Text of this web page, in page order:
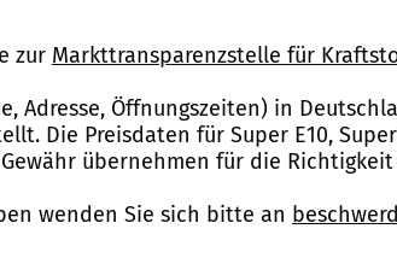
zur Markttransparenzstelle für
Adresse, Öffnungszeiten) in
Die Preisdaten für Super E10,
übernehmen für die
wenden Sie sich bitte an